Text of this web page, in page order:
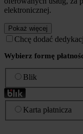
elektronicznej.
Pokaż więcej
Chcę dodać
Wybierz formę
Blik
Karta płatnicza